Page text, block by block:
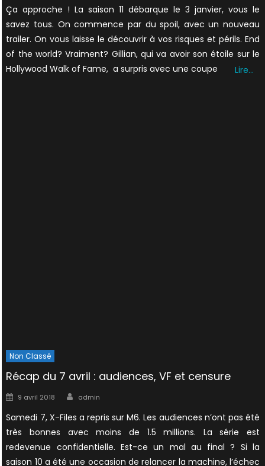
Ça approche ! La saison 11 débarque le 3 janvier, vous le
savez tous. On commence par du spoil, avec un nouveau
trailer. On vous laisse le découvrir à vos risques et périls. End
of the world? Vraiment? Gillian, qui va avoir son étoile sur le
Hollywood Walk of Fame, a surpris avec une coupe
Lire…
Non Classé
Récap du 7 avril : audiences, VF et censure
Posted
9 avril 2018 Author
admin
Samedi 7, X-Files a repris sur M6. Les audiences n’ont pas été
très bonnes avec moins de 1.5 millions. La série est
redevenue confidentielle. Est-ce un mal au final ? Si la
saison 10 a été une occasion de relancer la machine, l’échec